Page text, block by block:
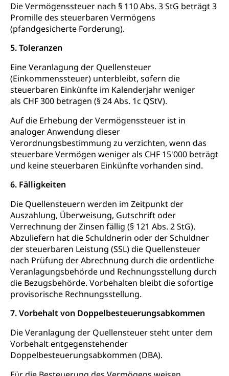
Die Vermögenssteuer nach § 110 Abs. 3 StG beträgt 3
Promille des steuerbaren Vermögens
(pfandgesicherte Forderung).
5. Toleranzen
Eine Veranlagung der Quellensteuer
(Einkommenssteuer) unterbleibt, sofern die
steuerbaren Einkünfte im Kalenderjahr weniger
als CHF 300 betragen (§ 24 Abs. 1c QStV).
Auf die Erhebung der Vermögenssteuer ist in
analoger Anwendung dieser
Verordnungsbestimmung zu verzichten, wenn das
steuerbare Vermögen weniger als CHF 15'000 beträgt
und keine steuerbaren Einkünfte vorhanden sind.
6. Fälligkeiten
Die Quellensteuern werden im Zeitpunkt der
Auszahlung, Überweisung, Gutschrift oder
Verrechnung der Zinsen fällig (§ 121 Abs. 2 StG).
Abzuliefern hat die Schuldnerin oder der Schuldner
der steuerbaren Leistung (SSL) die Quellensteuer
nach Prüfung der Abrechnung durch die ordentliche
Veranlagungsbehörde und Rechnungsstellung durch
die Bezugsbehörde. Vorbehalten bleibt die sofortige
provisorische Rechnungsstellung.
7. Vorbehalt von Doppelbesteuerungsabkommen
Die Veranlagung der Quellensteuer steht unter dem
Vorbehalt entgegenstehender
Doppelbesteuerungsabkommen (DBA).
Vorratshaltung, Vorrat
Wasserversorgung
Waffen
Waffenerwerbsschein, Waffenschein, Waffenbüro,
Waffentragen, Selbstverteidigung
Waffen, Sprengstoffe und Pyrotechnik
Zivildienst
Militärdienst
Bundesamt für Zivildienst ZIVI
Erwerbsausfallentschädigung (WAS Luzern)
Zivilschutz
Schutzdienstpflicht, Schutzraum,
Schutzraumbaupflicht
Zivilschutz
Gleichstellung von Frau und Mann
Diskriminierung, Gleichstellungsbüro, Mobbing
Gleichstellung aller Geschlechter und
Lebensformen
Gleichstellung Menschen mit
Behinderungen
Schlichtungsbehörde Gleichstellung
Zivilverfahren
Zivilrecht, Zivilrechtspflege, Gerichtsverfahren
Bezirksgerichte: Aufgaben und Verfahren
Kosten im Zivilprozess
Betreibung und Konkurs
Bankrott, Schulden, Zahlungsunfähigkeit, Pfändung
Schulden (gruezi.lu.ch)
Betreibungsämter
Betreibungsverfahren
Demokratie
Regierungsform, Stimm- und Wahlrecht,
Parteien, Grundfreiheiten, Pluralismus